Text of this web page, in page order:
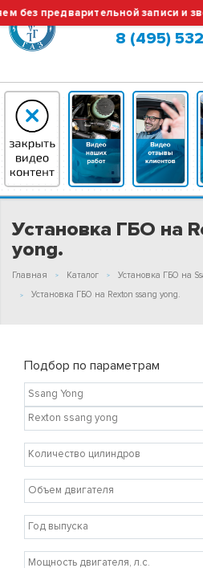
предварительной записи и
Москва (сменить
8 (495)
Установка ГБО на
yong.
Главная Каталог
Установка ГБО на
Установка ГБО на Rexton ssang yong.
Подбор по параметрам